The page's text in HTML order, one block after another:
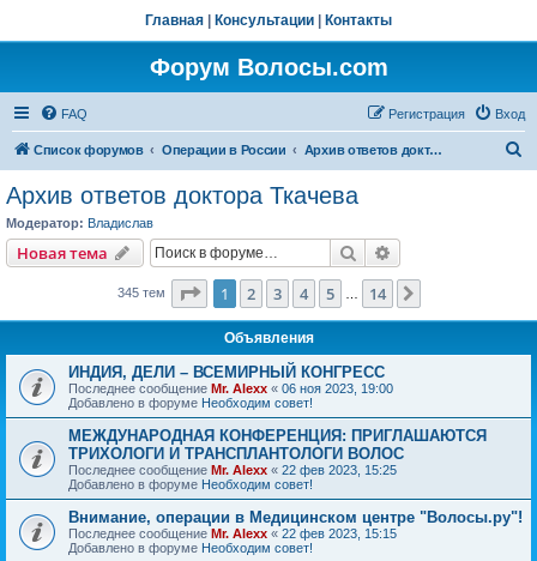
Главная Консультации Контакты
Форум Волосы.com
FAQ Вход
Регистрация
Список форумов Операции в России Архив ответов доктора Ткачева
Архив ответов доктора Ткачева
Модератор: Владислав
Новая тема Поиск
345 тем Страница из 14
1 2 3 4 5 14
Объявления
ИНДИЯ, ДЕЛИ – ВСЕМИРНЫЙ КОНГРЕСС
Последнее сообщение Mr. Alexx « 06 ноя 2023, 19:00
Добавлено в форуме Необходим совет!
МЕЖДУНАРОДНАЯ КОНФЕРЕНЦИЯ: ПРИГЛАШАЮТСЯ
ТРИХОЛОГИ И ТРАНСПЛАНТОЛОГИ ВОЛОС
Последнее сообщение Mr. Alexx « 22 фев 2023, 15:25
Добавлено в форуме Необходим совет!
Внимание, операции в Медицинском центре "Волосы.ру"!
Последнее сообщение Mr. Alexx « 22 фев 2023, 15:15
Добавлено в форуме Необходим совет!